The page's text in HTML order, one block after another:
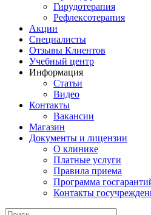
Гирудотерапия
Рефлексотерапия
Акции
Специалисты
Отзывы Клиентов
Учебный центр
Информация
Статьи
Видео
Контакты
Вакансии
Магазин
Документы и лицензии
О клинике
Платные услуги
Правила приема
Программа
Контакты